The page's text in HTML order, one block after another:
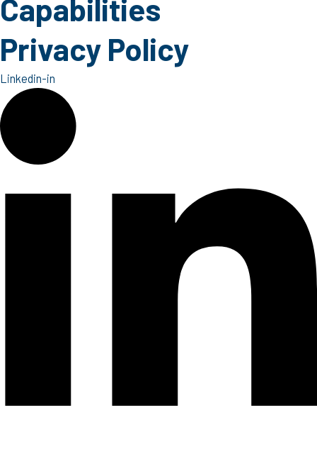
Capabilities
Privacy Policy
Linkedin-in